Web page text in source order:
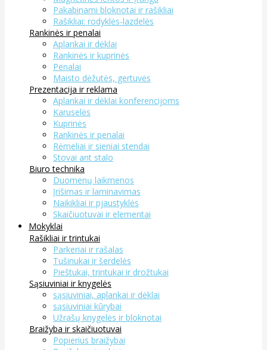
Pakabinami bloknotai ir rašikliai
Rašikliai: rodyklės-lazdelės
Rankinės ir penalai
Aplankai ir dėklai
Rankinės ir kuprinės
Penalai
Maisto dėžutės, gertuvės
Prezentacija ir reklama
Aplankai ir dėklai konferencijoms
Karuselės
Kuprinės
Rankinės ir penalai
Rėmeliai ir sieniai stendai
Stovai ant stalo
Biuro technika
Duomenų laikmenos
Įrišimas ir laminavimas
Naikikliai ir pjaustyklės
Skaičiuotuvai ir elementai
Mokyklai
Rašikliai ir trintukai
Parkeriai ir rašalas
Tušinukai ir šerdelės
Pieštukai, trintukai ir drožtukai
Sąsiuviniai ir knygelės
sąsiuviniai, aplankai ir dėklai
sąsiuviniai kūrybai
Užrašų knygelės ir bloknotai
Braižyba ir skaičiuotuvai
Popierius braižybai